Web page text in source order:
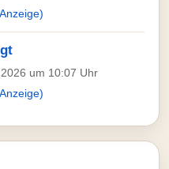
um 10:07 Uhr